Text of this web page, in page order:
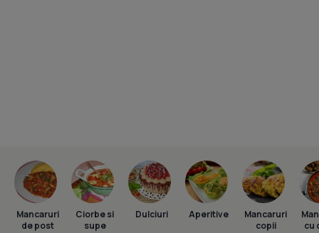
Mancaruri
de post
Ciorbe si
supe
Dulciuri Aperitive
Mancaruri
copii
cu